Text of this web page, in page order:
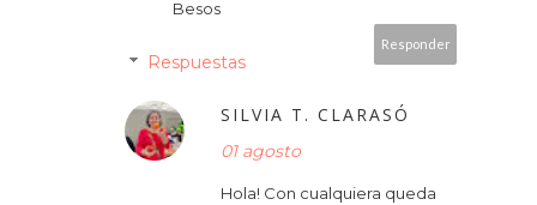
Besos
Responder
Respuestas
SILVIA T. CLARASÓ
01 agosto
Hola! Con cualquiera queda